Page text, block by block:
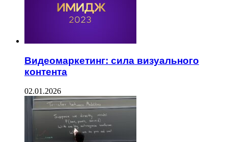
Видеомаркетинг: сила визуального
контента
02.01.2026